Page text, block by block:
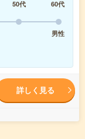
50代
60代
男性
詳しく見る